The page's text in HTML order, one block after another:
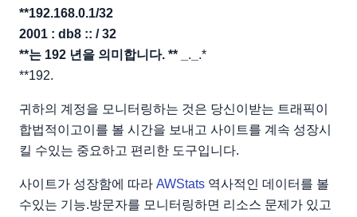
**192.168.0.1/32
2001 : db8 :: / 32
**는 192 년을 의미합니다. ** _ .
.*
**192.
귀하의 계정을 모니터링하는 것은 당신이받는 트래픽이
합법적이고이를 볼 시간을 보내고 사이트를 계속 성장시
킬 수있는 중요하고 편리한 도구입니다.
사이트가 성장함에 따라 AWStats 역사적인 데이터를 볼
수있는 기능.방문자를 모니터링하면 리소스 문제가 있고